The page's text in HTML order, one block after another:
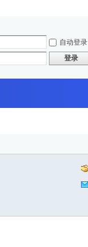
自动登录
登录